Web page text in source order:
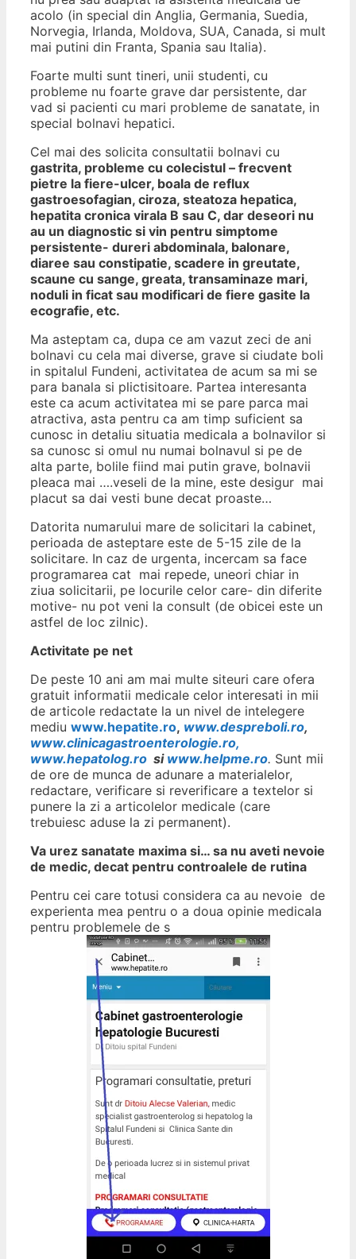
acolo (in special din Anglia, Germania, Suedia,
Norvegia, Irlanda, Moldova, SUA, Canada, si mult
mai putini din Franta, Spania sau Italia).
Foarte multi sunt tineri, unii studenti, cu
probleme nu foarte grave dar persistente, dar
vad si pacienti cu mari probleme de sanatate, in
special bolnavi hepatici.
Cel mai des solicita consultatii bolnavi cu
gastrita, probleme cu colecistul – frecvent
pietre la fiere-ulcer, boala de reflux
gastroesofagian, ciroza, steatoza hepatica,
hepatita cronica virala B sau C, dar deseori nu
au un diagnostic si vin pentru simptome
persistente- dureri abdominala, balonare,
diaree sau constipatie, scadere in greutate,
scaune cu sange, greata, transaminaze mari,
noduli in ficat sau modificari de fiere gasite la
ecografie, etc.
Ma asteptam ca, dupa ce am vazut zeci de ani
bolnavi cu cela mai diverse, grave si ciudate boli
in spitalul Fundeni, activitatea de acum sa mi se
para banala si plictisitoare. Partea interesanta
este ca acum activitatea mi se pare parca mai
atractiva, asta pentru ca am timp suficient sa
cunosc in detaliu situatia medicala a bolnavilor si
sa cunosc si omul nu numai bolnavul si pe de
alta parte, bolile fiind mai putin grave, bolnavii
pleaca mai ….veseli de la mine, este desigur mai
placut sa dai vesti bune decat proaste…
Datorita numarului mare de solicitari la cabinet,
perioada de asteptare este de 5-15 zile de la
solicitare. In caz de urgenta, incercam sa face
programarea cat mai repede, uneori chiar in
ziua solicitarii, pe locurile celor care- din diferite
motive- nu pot veni la consult (de obicei este un
astfel de loc zilnic).
Activitate pe net
De peste 10 ani am mai multe siteuri care ofera
gratuit informatii medicale celor interesati in mii
de articole redactate la un nivel de intelegere
mediu www.hepatite.ro, www.despreboli.ro,
www.clinicagastroenterologie.ro,
www.hepatolog.ro si www.helpme.ro. Sunt mii
de ore de munca de adunare a materialelor,
redactare, verificare si reverificare a textelor si
punere la zi a articolelor medicale (care
trebuiesc aduse la zi permanent).
Va urez sanatate maxima si… sa nu aveti nevoie
de medic, decat pentru controalele de rutina
Pentru cei care totusi considera ca au nevoie de
experienta mea pentru o a doua opinie medicala
pentru problemele de s